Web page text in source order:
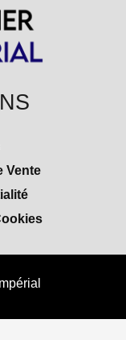
Vente